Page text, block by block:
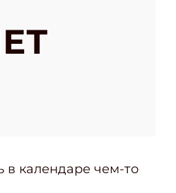
календаре чем-то